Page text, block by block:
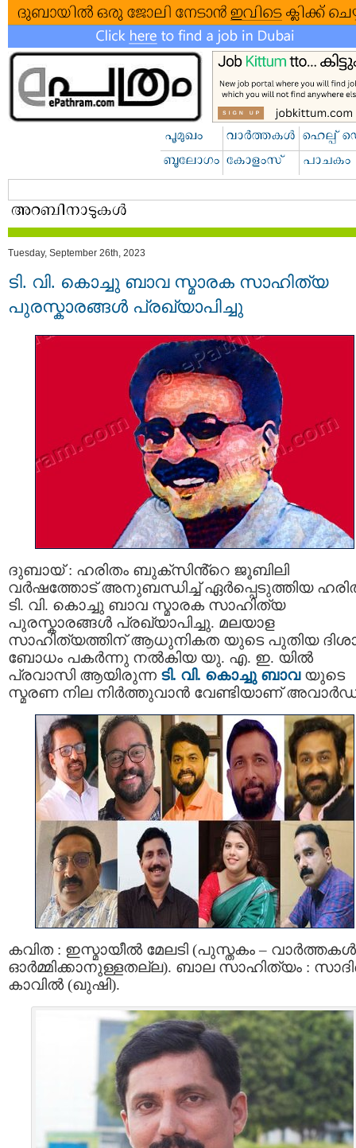
Tuesday, September 26th, 2023
ടി. വി. കൊച്ചു ബാവ സ്മാരക സാഹിത്യ
പുരസ്കാരങ്ങൾ പ്രഖ്യാപിച്ചു
ദുബായ് : ഹരിതം ബുക്സിൻ്റെ ജൂബിലി
വർഷത്തോട് അനുബന്ധിച്ച് ഏർപ്പെടുത്തിയ
ടി. വി. കൊച്ചു ബാവ സ്മാരക സാഹിത്യ
പുരസ്കാരങ്ങൾ പ്രഖ്യാപിച്ചു. മലയാള
സാഹിത്യത്തിന് ആധുനികത യുടെ പുതിയ
ബോധം പകർന്നു നൽകിയ യു. എ. ഇ. യിൽ
പ്രവാസി ആയിരുന്ന ടി. വി. കൊച്ചു ബാവ യുടെ
സ്മരണ നില നിര്‍ത്തുവാന്‍ വേണ്ടിയാണ്
കവിത : ഇസ്മായീൽ മേലടി (പുസ്തകം – വാർത്തകൾ
ഓര്‍മ്മിക്കാനുള്ളതല്ല). ബാല സാഹിത്യം :
കാവിൽ (ഖുഷി).